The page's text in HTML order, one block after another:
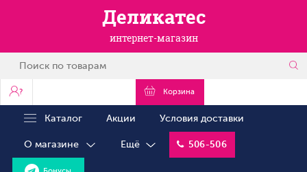
Деликатес
интернет-магазин
? Корзина
Каталог Акции Условия доставки
О магазине Ещё 506-506